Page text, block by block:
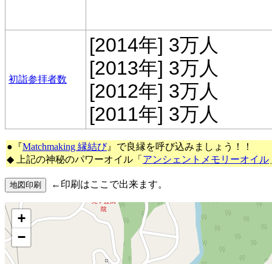
初詣参拝者数
[2014年] 3万人
[2013年] 3万人
[2012年] 3万人
[2011年] 3万人
●『Matchmaking 縁結び』で良縁を呼び込みましょう！！
◆ 上記の神秘のパワーオイル「 アンシェントメモリーオイル
←印刷はここで出来ます。
+
−